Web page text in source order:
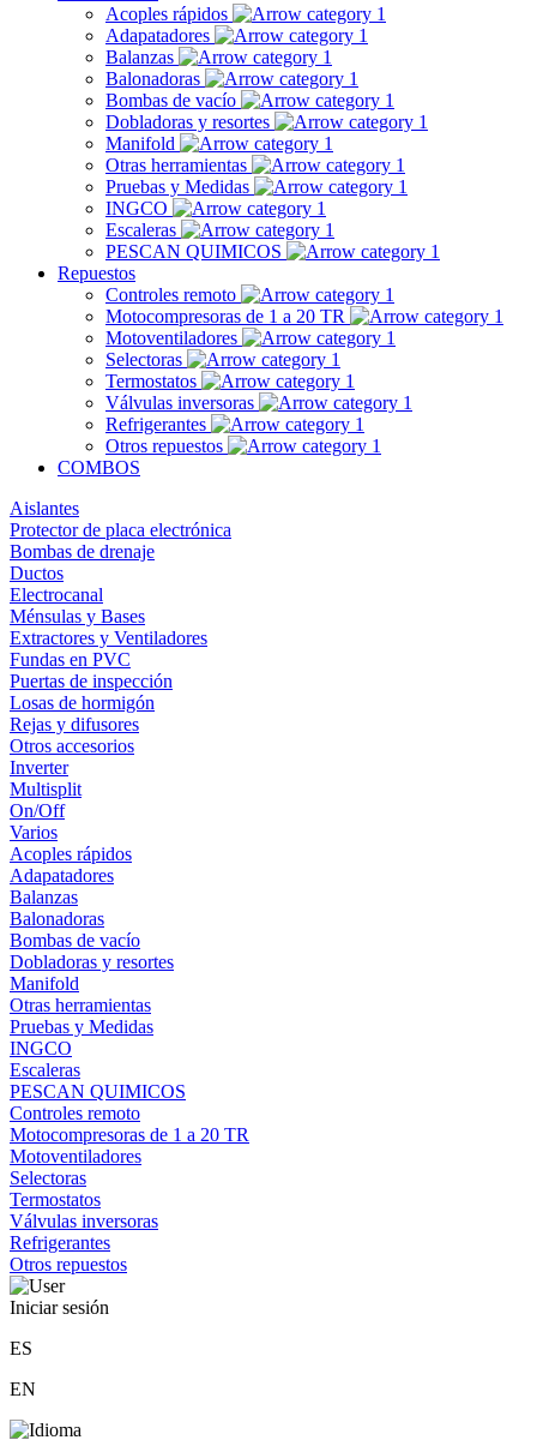
Acoples rápidos
Adapatadores
Balanzas
Balonadoras
Bombas de vacío
Dobladoras y resortes
Manifold
Otras herramientas
Pruebas y Medidas
INGCO
Escaleras
PESCAN QUIMICOS
Repuestos
Controles remoto
Motocompresoras de 1 a 20 TR
Motoventiladores
Selectoras
Termostatos
Válvulas inversoras
Refrigerantes
Otros repuestos
COMBOS
Aislantes
Protector de placa electrónica
Bombas de drenaje
Ductos
Electrocanal
Ménsulas y Bases
Extractores y Ventiladores
Fundas en PVC
Puertas de inspección
Losas de hormigón
Rejas y difusores
Otros accesorios
Inverter
Multisplit
On/Off
Varios
Acoples rápidos
Adapatadores
Balanzas
Balonadoras
Bombas de vacío
Dobladoras y resortes
Manifold
Otras herramientas
Pruebas y Medidas
INGCO
Escaleras
PESCAN QUIMICOS
Controles remoto
Motocompresoras de 1 a 20 TR
Motoventiladores
Selectoras
Termostatos
Válvulas inversoras
Refrigerantes
Otros repuestos
Iniciar sesión
ES
EN